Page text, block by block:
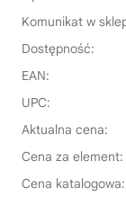
Komunikat w
Dostępność:
EAN:
UPC:
Aktualna cena:
Cena za element:
Cena katalogowa: